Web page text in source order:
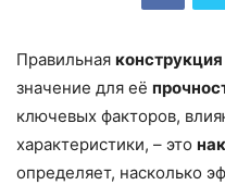
Правильная конструкция
значение для её
ключевых факторов,
характеристики, – это
определяет, насколько